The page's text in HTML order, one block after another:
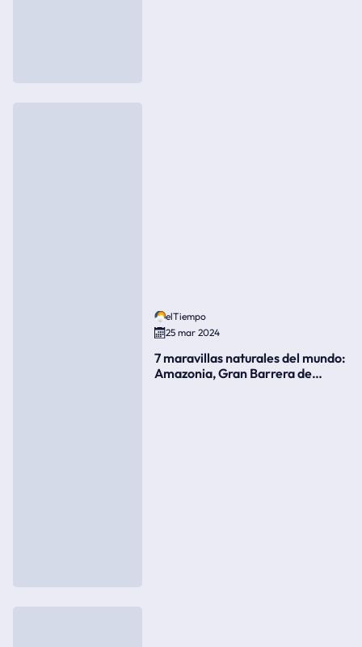
elTiempo
25 mar 2024
7 maravillas naturales del mundo:
Amazonia, Gran Barrera de